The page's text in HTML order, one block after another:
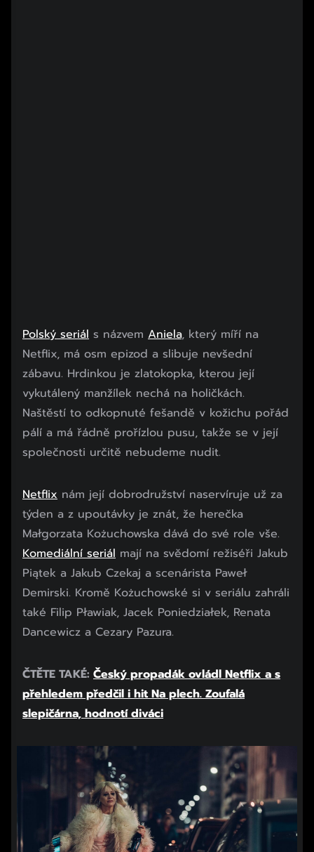
Polský seriál s názvem Aniela, který míří na
Netflix, má osm epizod a slibuje nevšední
zábavu. Hrdinkou je zlatokopka, kterou její
vykutálený manžílek nechá na holičkách.
Naštěstí to odkopnuté fešandě v kožichu pořád
pálí a má řádně prořízlou pusu, takže se v její
společnosti určitě nebudeme nudit.
Netflix nám její dobrodružství naservíruje už za
týden a z upoutávky je znát, že herečka
Małgorzata Kożuchowska dává do své role vše.
Komediální seriál mají na svědomí režiséři Jakub
Piątek a Jakub Czekaj a scenárista Paweł
Demirski. Kromě Kożuchowské si v seriálu zahráli
také Filip Pławiak, Jacek Poniedziałek, Renata
Dancewicz a Cezary Pazura.
ČTĚTE TAKÉ: Český propadák ovládl Netflix a s
přehledem předčil i hit Na plech. Zoufalá
slepičárna, hodnotí diváci
Začátek reklamy
Konec reklamy